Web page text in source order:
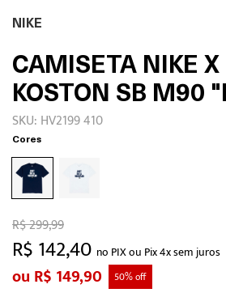
NIKE
CAMISETA NIKE X
KOSTON SB M90
SKU: HV2199 410
Cores
R$ 142,40 no PIX ou Pix 4x sem juros
R$ 299,99
R$ 149,90 50% off